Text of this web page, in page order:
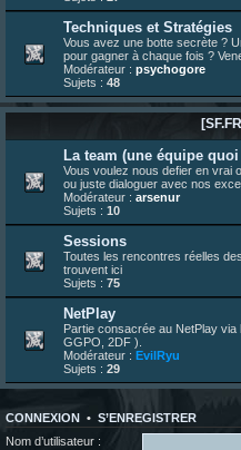
22 juin 12:27¦indy:Yo !
22 juin 08:49¦veja:Yo
Techniques et Stratégies
Vous avez une botte secrète ?
pour gagner à chaque fois ?
Modérateur : psychogore
Sujets : 48
La team (une équipe quoi
Vous voulez nous defier en vrai
ou juste dialoguer avec nos
Modérateur : arsenur
Sujets : 10
Sessions
Toutes les rencontres réelles
trouvent ici
Sujets : 75
NetPlay
Partie consacrée au NetPlay
GGPO, 2DF ).
Modérateur : EvilRyu
Sujets : 29
CONNEXION • S’ENREGISTRER
Nom d’utilisateur :